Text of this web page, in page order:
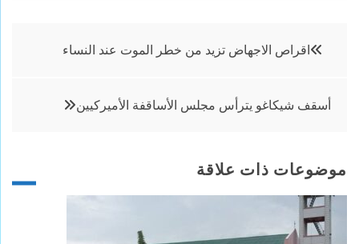
تصفّح
المقالات
اقراص الاجهاض تزيد من خطر الموت عند النساء
أسقف شيكاغو يترأس مجلس الأساقفة الأميركيين
موضوعات ذات علاقة